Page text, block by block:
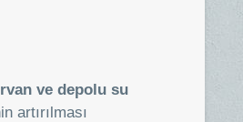
ve depolu su
artırılması